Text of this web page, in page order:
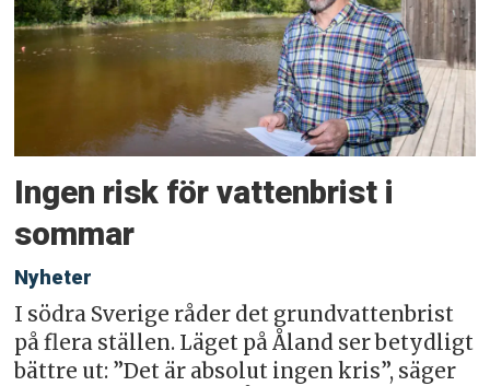
Ingen risk för vattenbrist i
sommar
Nyheter
I södra Sverige råder det grundvattenbrist
på flera ställen. Läget på Åland ser betydligt
bättre ut: ”Det är absolut ingen kris”, säger